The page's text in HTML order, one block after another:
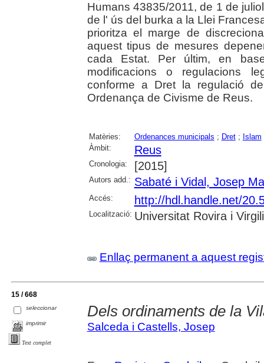
Humans 43835/2011, de 1 de
de l' ús del burka a la Llei
prioritza el marge de
aquest tipus de mesures
cada Estat. Per últim, en
modificacions o regulacions
conforme a Dret la regulació
Ordenança de Civisme de Reus.
Matèries: Ordenances municipals ; Dret; Islam
Àmbit:
Reus
Cronologia: [2015]
Autors add.: Sabaté i Vidal, Josep
Accés: http://hdl.handle.net/
Localització: Universitat Rovira i Virgili
Enllaç permanent a aquest
15 / 668
seleccionar
imprimir
Text complet
Dels ordinaments de la
Salceda i Castells, Josep